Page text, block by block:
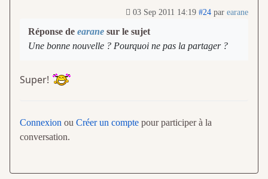
03 Sep 2011 14:19 #24 par earane
Réponse de earane sur le sujet
Une bonne nouvelle ? Pourquoi ne pas la partager ?
Super!
Connexion ou Créer un compte pour participer à la
conversation.